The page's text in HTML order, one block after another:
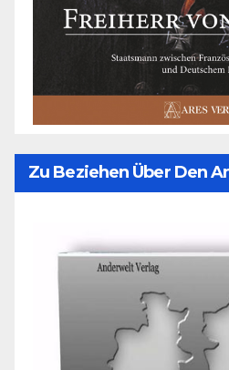
Zu Beziehen Über Den